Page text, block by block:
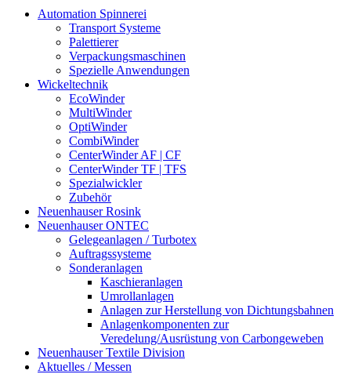
Automation Spinnerei
Transport Systeme
Palettierer
Verpackungsmaschinen
Spezielle Anwendungen
Wickeltechnik
EcoWinder
MultiWinder
OptiWinder
CombiWinder
CenterWinder AF | CF
CenterWinder TF | TFS
Spezialwickler
Zubehör
Neuenhauser Rosink
Neuenhauser ONTEC
Gelegeanlagen / Turbotex
Auftragssysteme
Sonderanlagen
Kaschieranlagen
Umrollanlagen
Anlagen zur Herstellung von Dichtungsbahnen
Anlagenkomponenten zur
Veredelung/Ausrüstung von Carbongeweben
Neuenhauser Textile Division
Aktuelles / Messen